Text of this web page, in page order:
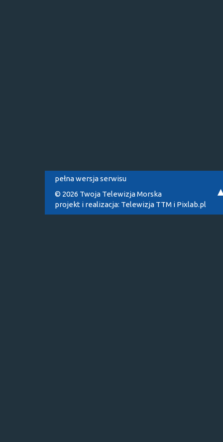
pełna wersja serwisu
© 2026 Twoja Telewizja Morska
projekt i realizacja: Telewizja TTM i Pixlab.pl